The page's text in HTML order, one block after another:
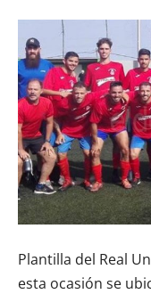
Plantilla del Real
esta ocasión se